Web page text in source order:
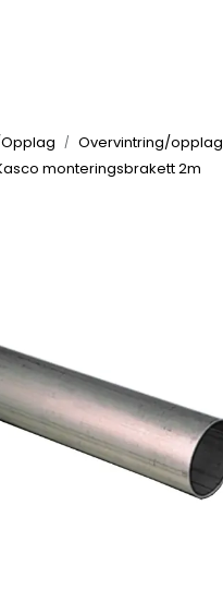
Overvintring/opplag
monteringsbrakett 2m